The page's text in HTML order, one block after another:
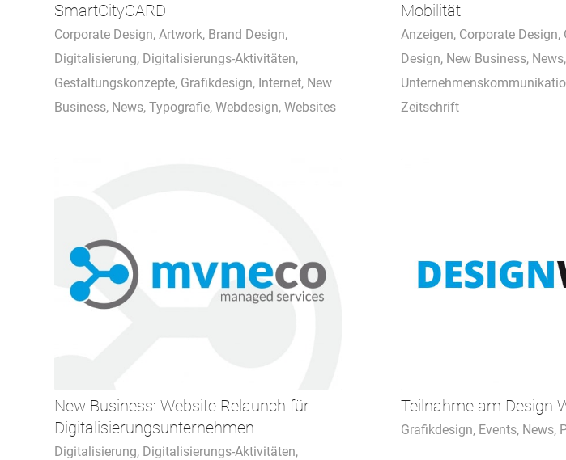
SmartCityCARD
Corporate Design, Artwork, Brand Design,
Digitalisierung, Digitalisierungs-Aktivitäten,
Gestaltungskonzepte, Grafikdesign, Internet, New
Business, News, Typografie, Webdesign, Websites
Mobilität
Anzeigen, Corporate Design,
Design, New Business, News,
Zeitschrift
New Business: Website Relaunch für
Digitalisierungsunternehmen
Digitalisierung, Digitalisierungs-Aktivitäten,
Teilnahme am Design
Grafikdesign, Events, News,